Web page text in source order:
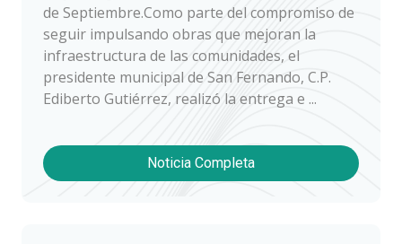
de Septiembre.Como parte del compromiso de
seguir impulsando obras que mejoran la
infraestructura de las comunidades, el
presidente municipal de San Fernando, C.P.
Ediberto Gutiérrez, realizó la entrega e ...
Noticia Completa